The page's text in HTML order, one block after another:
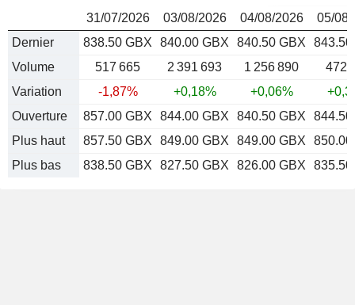
31/07/2026 03/08/2026 04/08/2026
05/08/
Dernier
838.50 GBX 840.00 GBX 840.50 GBX
Volume
517 665 2 391 693 1 256 890
472
Variation
-1,87% +0,18% +0,06%
Ouverture
857.00 GBX 844.00 GBX 840.50 GBX
Plus haut
857.50 GBX 849.00 GBX 849.00 GBX
Plus bas
838.50 GBX 827.50 GBX 826.00 GBX